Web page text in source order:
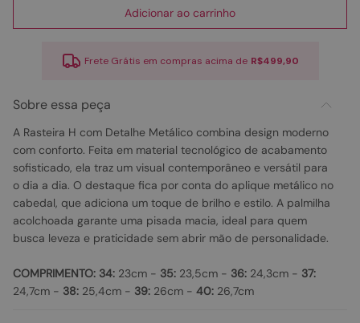
Adicionar ao carrinho
Frete Grátis em compras acima de R$499,90
Sobre essa peça
A Rasteira H com Detalhe Metálico combina design moderno
com conforto. Feita em material tecnológico de acabamento
sofisticado, ela traz um visual contemporâneo e versátil para
o dia a dia. O destaque fica por conta do aplique metálico no
cabedal, que adiciona um toque de brilho e estilo. A palmilha
acolchoada garante uma pisada macia, ideal para quem
busca leveza e praticidade sem abrir mão de personalidade.
COMPRIMENTO: 34: 23cm - 35: 23,5cm - 36: 24,3cm - 37:
24,7cm - 38: 25,4cm - 39: 26cm - 40: 26,7cm